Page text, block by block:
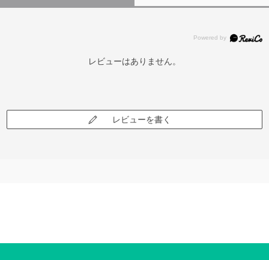
レビューはありません。
レビューを書く